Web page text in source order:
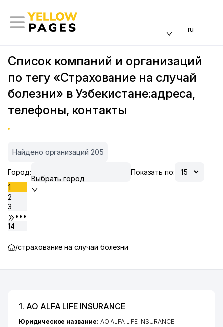
ru
Список компаний и организаций
по тегу «Страхование на случай
болезни» в Узбекистане:адреса,
телефоны, контакты
Найдено организаций 205
Город:
Выбрать город
Показать по:
1
2
3
•••
14
/страхование на случай болезни
1. АО ALFA LIFE INSURANCE
Юридическое название: АО ALFA LIFE INSURANCE